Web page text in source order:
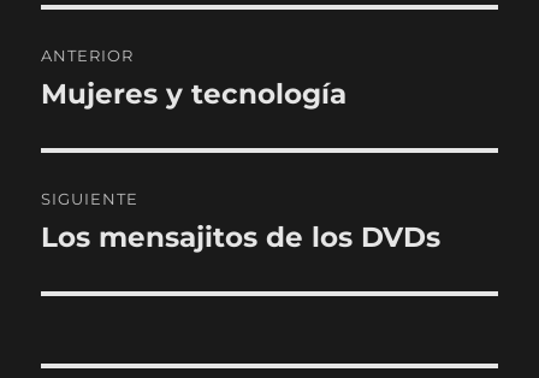
de
ANTERIOR
Entrada
Mujeres y tecnología
SIGUIENTE
Entrada
Los mensajitos de los DVDs